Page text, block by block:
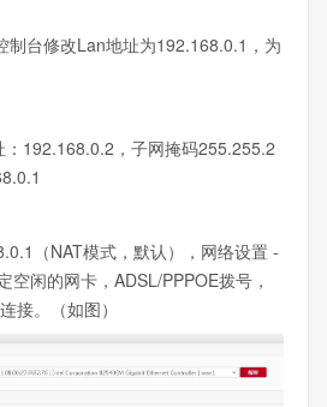
制台修改Lan地址为192.168.0.1，为
192.168.0.2，子网掩码255.255.2
（NAT模式，默认），网络设置 -
空闲的网卡，ADSL/PPPOE拨号，
接。（如图）